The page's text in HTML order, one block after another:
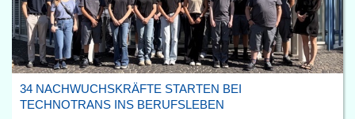
34 NACHWUCHSKRÄFTE STARTEN BEI
TECHNOTRANS INS BERUFSLEBEN